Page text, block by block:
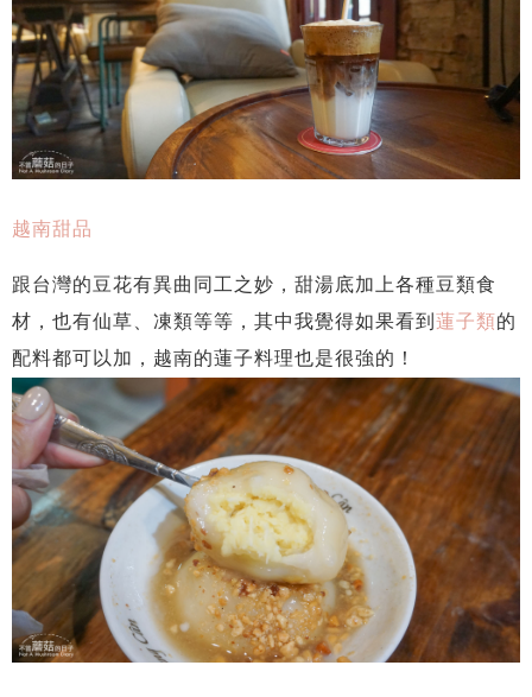
越南甜品
跟台灣的豆花有異曲同工之妙，甜湯底加上各種豆類食
材，也有仙草、凍類等等，其中我覺得如果看到蓮子類的
配料都可以加，越南的蓮子料理也是很強的！